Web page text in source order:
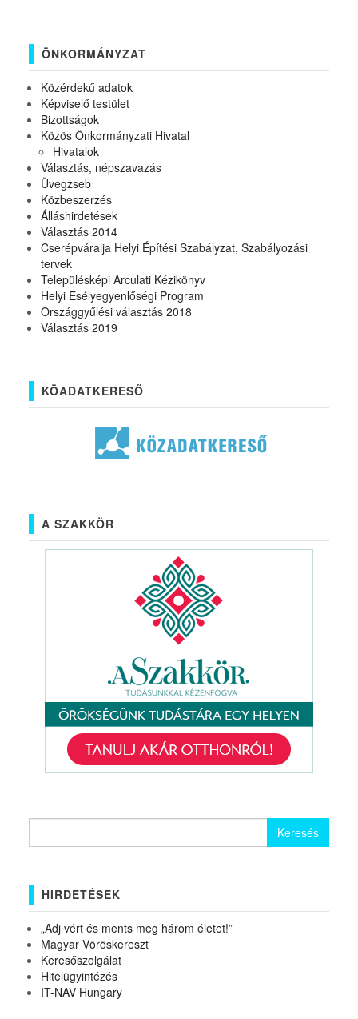
ÖNKORMÁNYZAT
Közérdekű adatok
Képviselő testület
Bizottságok
Közös Önkormányzati Hivatal
Hivatalok
Választás, népszavazás
Üvegzseb
Közbeszerzés
Álláshirdetések
Választás 2014
Cserépváralja Helyi Építési Szabályzat, Szabályozási
tervek
Településképi Arculati Kézikönyv
Helyi Esélyegyenlőségi Program
Országgyűlési választás 2018
Választás 2019
KÖADATKERESŐ
A SZAKKÖR
HIRDETÉSEK
„Adj vért és ments meg három életet!”
Magyar Vöröskereszt
Keresőszolgálat
Hitelügyintézés
IT-NAV Hungary